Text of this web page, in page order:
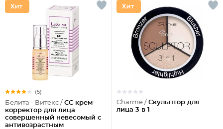
(5)
Белита - Витекс / СС крем-
корректор для лица
совершенный невесомый с
антивозрастным
Charme / Скульптор для
лица 3 в 1